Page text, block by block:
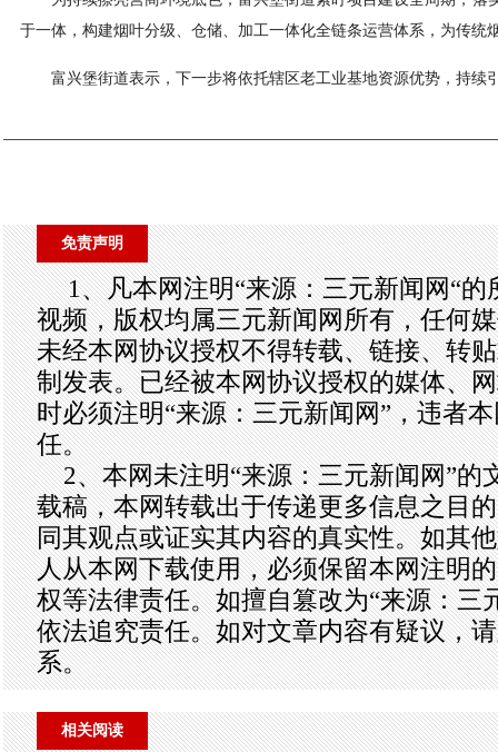
于一体，构建烟叶分级、仓储、加工一体化全链条运营体系，为传统
富兴堡街道表示，下一步将依托辖区老工业基地资源优势，持
免责声明
1、凡本网注明“来源：三元新闻网“
视频，版权均属三元新闻网所有，任何
未经本网协议授权不得转载、链接、转
制发表。已经被本网协议授权的媒体、
时必须注明“来源：三元新闻网”，违者
任。
2、本网未注明“来源：三元新闻网”的
载稿，本网转载出于传递更多信息之目
同其观点或证实其内容的真实性。如其
人从本网下载使用，必须保留本网注明
权等法律责任。如擅自篡改为“来源：三
依法追究责任。如对文章内容有疑议，
系。
相关阅读